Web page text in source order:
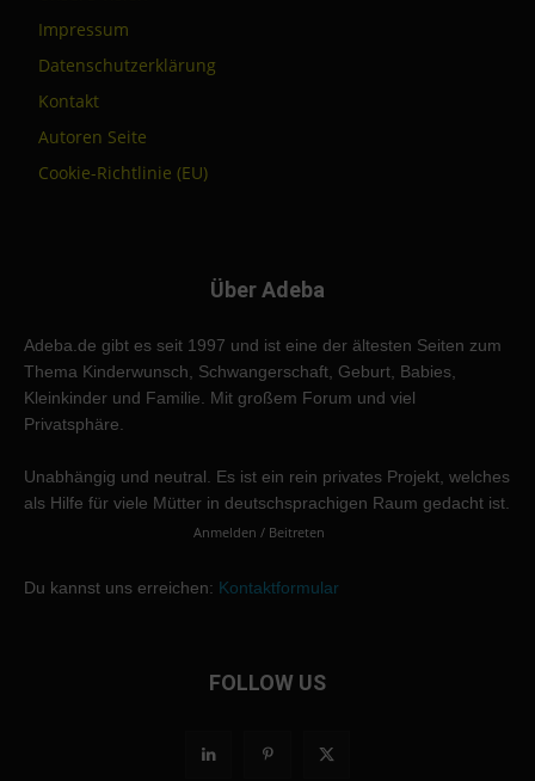
Impressum
Datenschutzerklärung
Kontakt
Autoren Seite
Cookie-Richtlinie (EU)
Über Adeba
Adeba.de gibt es seit 1997 und ist eine der ältesten Seiten zum
Thema Kinderwunsch, Schwangerschaft, Geburt, Babies,
Kleinkinder und Familie. Mit großem Forum und viel
Privatsphäre.
Unabhängig und neutral. Es ist ein rein privates Projekt, welches
als Hilfe für viele Mütter in deutschsprachigen Raum gedacht ist.
Anmelden / Beitreten
Du kannst uns erreichen: Kontaktformular
FOLLOW US